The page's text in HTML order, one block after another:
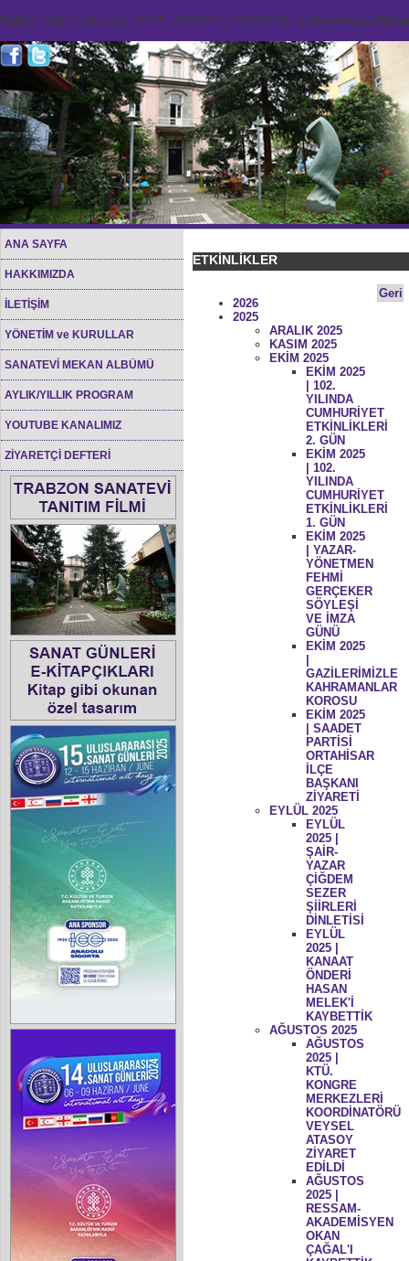
Notice: Undefined index: HTTP_ACCEPT_LANGUAGE in /home/
ANA SAYFA
HAKKIMIZDA
İLETİŞİM
YÖNETİM ve KURULLAR
SANATEVİ MEKAN ALBÜMÜ
AYLIK/YILLIK PROGRAM
YOUTUBE KANALIMIZ
ZİYARETÇİ DEFTERİ
ETKİNLİKLER
Geri
2026
2025
ARALIK 2025
KASIM 2025
EKİM 2025
EKİM 2025
| 102.
YILINDA
CUMHURİYET
ETKİNLİKLERİ
2. GÜN
EKİM 2025
| 102.
YILINDA
CUMHURİYET
ETKİNLİKLERİ
1. GÜN
EKİM 2025
| YAZAR-
YÖNETMEN
FEHMİ
GERÇEKER
SÖYLEŞİ
VE İMZA
GÜNÜ
EKİM 2025
GAZİLERİMİZLE
KAHRAMANLAR
KOROSU
EKİM 2025
| SAADET
PARTİSİ
ORTAHİSAR
İLÇE
BAŞKANI
ZİYARETİ
EYLÜL 2025
EYLÜL
2025 |
ŞAİR-
YAZAR
ÇİĞDEM
SEZER
ŞİİRLERİ
DİNLETİSİ
EYLÜL
2025 |
KANAAT
ÖNDERİ
HASAN
MELEK'İ
KAYBETTİK
AĞUSTOS 2025
AĞUSTOS
2025 |
KTÜ.
KONGRE
MERKEZLERİ
KOORDİNATÖRÜ
VEYSEL
ATASOY
ZİYARET
EDİLDİ
AĞUSTOS
2025 |
RESSAM-
AKADEMİSYEN
OKAN
ÇAĞAL'I